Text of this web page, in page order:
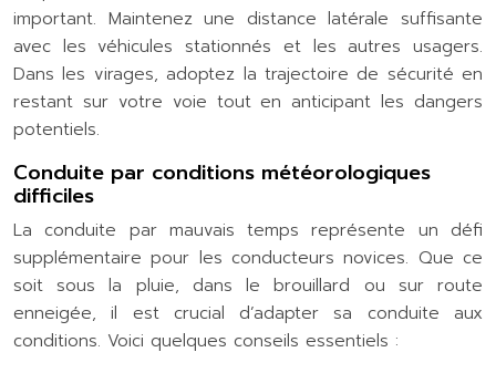
important. Maintenez une distance latérale suffisante
avec les véhicules stationnés et les autres usagers.
Dans les virages, adoptez la trajectoire de sécurité en
restant sur votre voie tout en anticipant les dangers
potentiels.
Conduite par conditions météorologiques
difficiles
La conduite par mauvais temps représente un défi
supplémentaire pour les conducteurs novices. Que ce
soit sous la pluie, dans le brouillard ou sur route
enneigée, il est crucial d’adapter sa conduite aux
conditions. Voici quelques conseils essentiels :